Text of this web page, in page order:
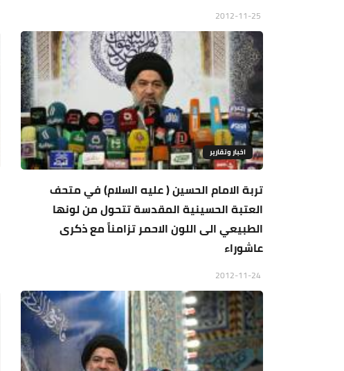
اخبار وتقارير
تربة الامام الحسين ( عليه السلام) في متحف
العتبة الحسينية المقدسة تتحول من لونها
الطبيعي الى اللون الاحمر تزامناً مع ذكرى
عاشوراء